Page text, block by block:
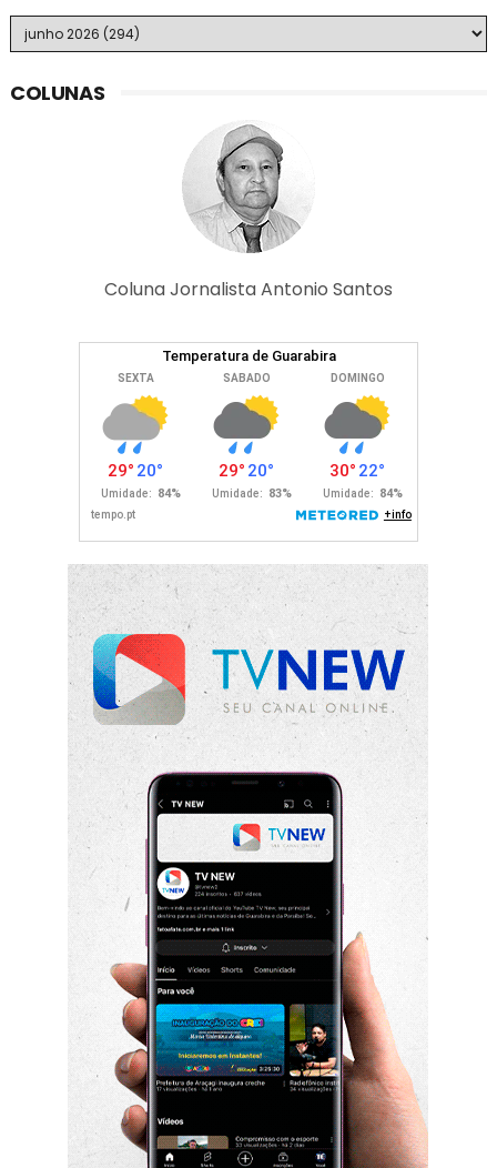
COLUNAS
Coluna Jornalista Antonio Santos